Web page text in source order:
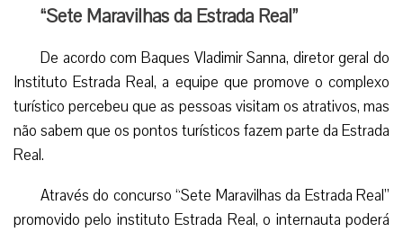
“Sete Maravilhas da Estrada Real”
De acordo com Baques Vladimir Sanna, diretor geral do
Instituto Estrada Real, a equipe que promove o complexo
turístico percebeu que as pessoas visitam os atrativos, mas
não sabem que os pontos turísticos fazem parte da Estrada
Real.
Através do concurso “Sete Maravilhas da Estrada Real”
promovido pelo instituto Estrada Real, o internauta poderá